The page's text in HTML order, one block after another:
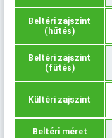
Beltéri zajszint
(hűtés)
Beltéri zajszint
(fűtés)
Kültéri zajszint
Beltéri méret